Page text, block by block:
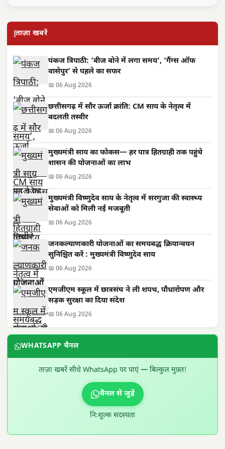
ताज़ा खबरें
पंकज त्रिपाठी: ‘बीज बोने में लगा समय’, ‘गैंग्स ऑफ
वासेपुर’ से पहले का सफर
📅 06 Aug 2026
छत्तीसगढ़ में सौर ऊर्जा क्रांति: CM साय के नेतृत्व में
बदलती तस्वीर
📅 06 Aug 2026
मुख्यमंत्री साय का फोकस— हर पात्र हितग्राही तक पहुंचे
शासन की योजनाओं का लाभ
📅 06 Aug 2026
मुख्यमंत्री विष्णुदेव साय के नेतृत्व में सरगुजा की स्वास्थ्य
सेवाओं को मिली नई मजबूती
📅 06 Aug 2026
जनकल्याणकारी योजनाओं का समयबद्ध क्रियान्वयन
सुनिश्चित करें : मुख्यमंत्री विष्णुदेव साय
📅 06 Aug 2026
एमजीएम स्कूल में छात्रसंघ ने ली शपथ, पौधारोपण और
सड़क सुरक्षा का दिया संदेश
📅 06 Aug 2026
WHATSAPP चैनल
ताज़ा खबरें सीधे WhatsApp पर पाएं — बिल्कुल मुफ़्त!
चैनल से जुड़ें
निःशुल्क सदस्यता